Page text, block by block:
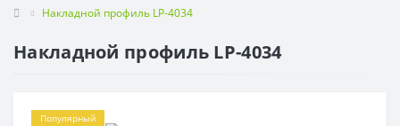
Накладной профиль LP-4034
Накладной профиль LP-4034
Популярный